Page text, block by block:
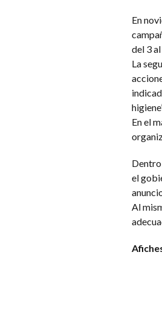
En
del 3
La
En el
Dentro
el
Al